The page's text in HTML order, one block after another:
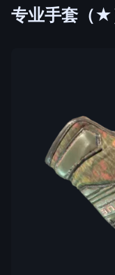
专业手套（★